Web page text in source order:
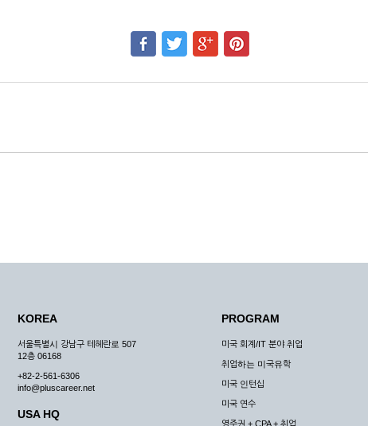
KOREA
서울특별시 강남구 테헤란로 507
12층 06168
+82-2-561-6306
info@pluscareer.net
USA HQ
PROGRAM
미국 회계/IT 분야 취업
취업하는 미국유학
미국 인턴십
미국 연수
영주권 + CPA + 취업